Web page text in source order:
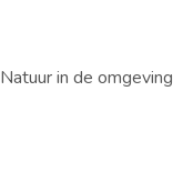
Natuur in de omgeving